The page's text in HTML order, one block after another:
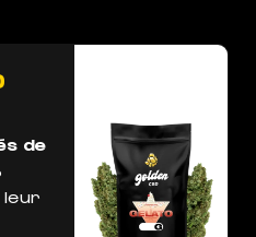
de
leur